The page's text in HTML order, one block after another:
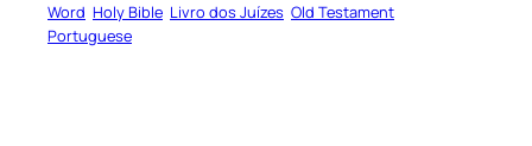
Word Holy Bible Livro dos Juízes Old Testament
Portuguese